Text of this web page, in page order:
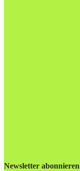
Newsletter abonnieren